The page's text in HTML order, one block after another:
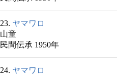
23. ヤマワロ
山童
民間伝承 1950年
24. ヤマワロ